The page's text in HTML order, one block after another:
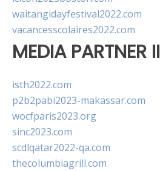
waitangidayfestival2022.com
vacancesscolaires2022.com
MEDIA PARTNER II
isth2022.com
p2b2pabi2023-makassar.com
wocfparis2023.org
sinc2023.com
scdlqatar2022-qa.com
thecolumbiagrill.com